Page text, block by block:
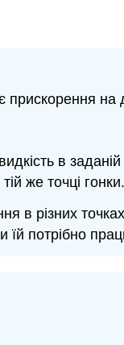
прискорення на
в
тій же точці гонки.
в різних
їй потрібно